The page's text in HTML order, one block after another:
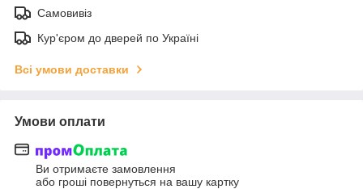
Самовивіз
Кур'єром до дверей по Україні
Всі умови доставки
Умови оплати
Ви отримаєте замовлення
або гроші повернуться на вашу картку